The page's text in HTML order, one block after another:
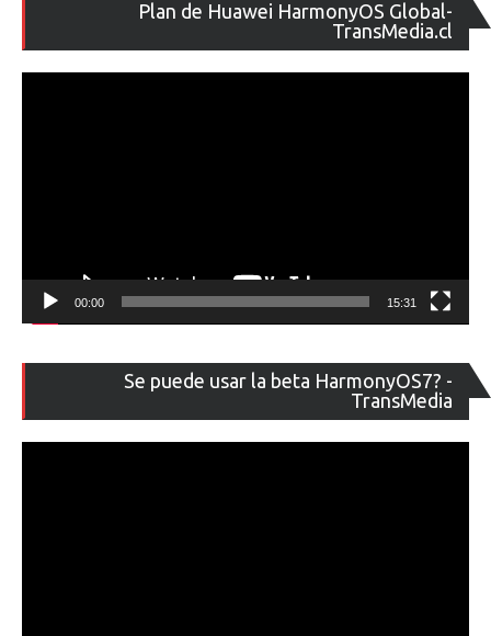
Plan de Huawei HarmonyOS Global-
TransMedia.cl
de
00:00 15:31
Se puede usar la beta HarmonyOS7? -
TransMedia
de